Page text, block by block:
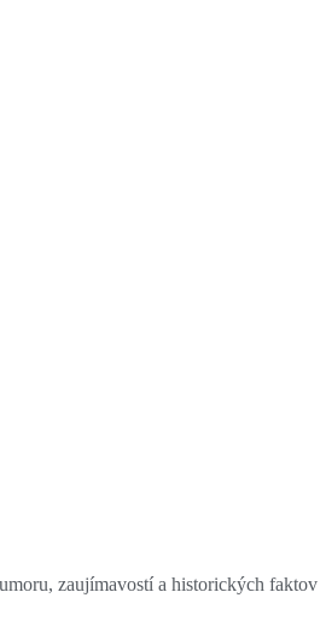
zaujímavostí a historických faktov